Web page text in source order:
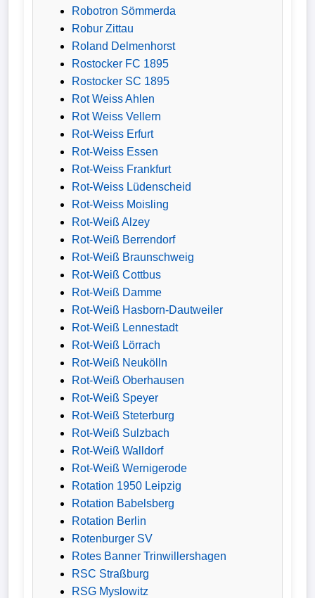
Robotron Sömmerda
Robur Zittau
Roland Delmenhorst
Rostocker FC 1895
Rostocker SC 1895
Rot Weiss Ahlen
Rot Weiss Vellern
Rot-Weiss Erfurt
Rot-Weiss Essen
Rot-Weiss Frankfurt
Rot-Weiss Lüdenscheid
Rot-Weiss Moisling
Rot-Weiß Alzey
Rot-Weiß Berrendorf
Rot-Weiß Braunschweig
Rot-Weiß Cottbus
Rot-Weiß Damme
Rot-Weiß Hasborn-Dautweiler
Rot-Weiß Lennestadt
Rot-Weiß Lörrach
Rot-Weiß Neukölln
Rot-Weiß Oberhausen
Rot-Weiß Speyer
Rot-Weiß Steterburg
Rot-Weiß Sulzbach
Rot-Weiß Walldorf
Rot-Weiß Wernigerode
Rotation 1950 Leipzig
Rotation Babelsberg
Rotation Berlin
Rotenburger SV
Rotes Banner Trinwillershagen
RSC Straßburg
RSG Myslowitz